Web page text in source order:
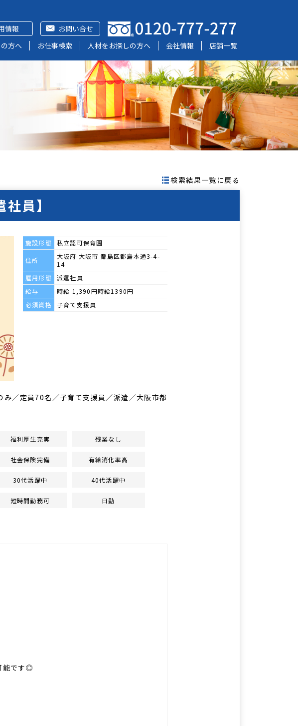
お問い合せ
情報
方へ
お仕事検索 人材をお探しの方へ 会社情報 店舗一覧
検索結果一覧に戻る
員】
施設形態 私立認可保育園
住所
大阪府 大阪市 都島区都島本通3-4-
14
雇用形態
派遣社員
給与
時給 1,390円時給1390円
必須資格
子育て支援員
／定員70名／子育て支援員／派遣／大阪市都
福利厚生充実 残業なし
社会保険完備 有給消化率高
30代活躍中 40代活躍中
短時間勤務可 日勤
能です◎